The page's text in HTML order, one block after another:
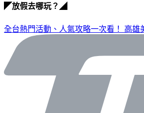
◤放假去哪玩？◢
全台熱門活動、人氣攻略一次看！ 高雄